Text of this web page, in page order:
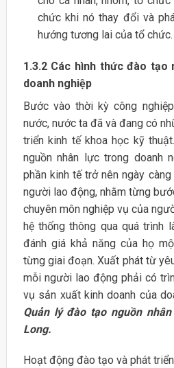
chức khi nó thay đổi và
hướng tương lai của tổ chức.
1.3.2 Các hình thức đào tạo
doanh nghiệp
Bước vào thời kỳ công
nước, nước ta đã và đang có
triển kinh tế khoa học kỹ
nguồn nhân lực trong doanh
phần kinh tế trở nên ngày
người lao động, nhằm từng
chuyên môn nghiệp vụ của
hệ thống thông qua quá trình
đánh giá khả năng của họ
từng giai đoạn. Xuất phát từ
mỗi người lao động phải có
vụ sản xuất kinh doanh của
Quản lý đào tạo nguồn
Long.
Hoạt động đào tạo và phát